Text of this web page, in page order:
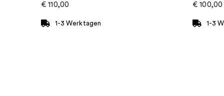
€ 110,00
1-3 Werktagen
€ 100,00
1-3